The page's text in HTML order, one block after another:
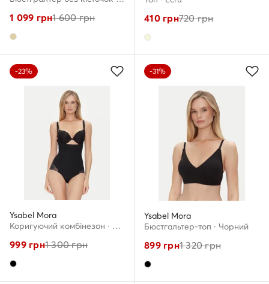
1 099 грн1 600грн 410грн720грн
-23%
Ysabel Mora
Коригуючий комбінезон · Чорний
999грн1 300грн
-31%
Ysabel Mora
Бюстгальтер-топ · Чорний
899грн1 320грн